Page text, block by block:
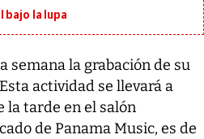
bajo la lupa
semana la grabación de su
actividad se llevará a
la tarde en el salón
de Panama Music, es de